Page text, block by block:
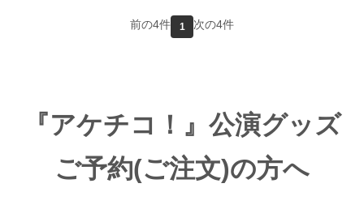
前の4件 1 次の4件
『アケチコ！』公演グッズ
ご予約(ご注文)の方へ